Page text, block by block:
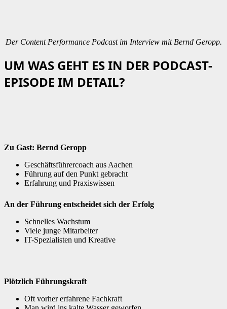
Der Content Performance Podcast im Interview mit Bernd Geropp.
UM WAS GEHT ES IN DER PODCAST-
EPISODE IM DETAIL?
Zu Gast: Bernd Geropp
Geschäftsführercoach aus Aachen
Führung auf den Punkt gebracht
Erfahrung und Praxiswissen
An der Führung entscheidet sich der Erfolg
Schnelles Wachstum
Viele junge Mitarbeiter
IT-Spezialisten und Kreative
Plötzlich Führungskraft
Oft vorher erfahrene Fachkraft